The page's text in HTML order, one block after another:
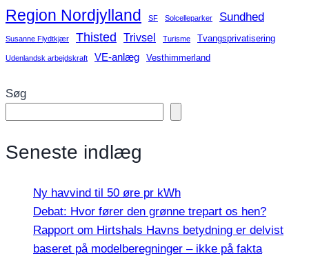
Region Nordjylland SF Solcelleparker Sundhed
Susanne Flydtkjær Thisted Trivsel Turisme Tvangsprivatisering
Udenlandsk arbejdskraft VE-anlæg Vesthimmerland
Søg
Seneste indlæg
Ny havvind til 50 øre pr kWh
Debat: Hvor fører den grønne trepart os hen?
Rapport om Hirtshals Havns betydning er delvist
baseret på modelberegninger – ikke på fakta